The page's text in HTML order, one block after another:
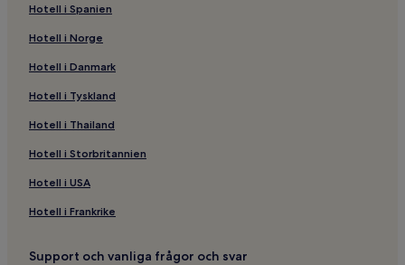
Hotell i Spanien
Hotell i Norge
Hotell i Danmark
Hotell i Tyskland
Hotell i Thailand
Hotell i Storbritannien
Hotell i USA
Hotell i Frankrike
Support och vanliga frågor och svar